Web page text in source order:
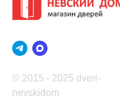
© 2015 - 2025 dveri-
nevskidom